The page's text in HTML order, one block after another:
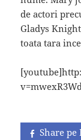
de actori
Gladys
toata tara
Share pe